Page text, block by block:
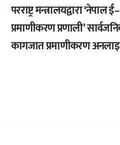
परराष्ट्र मन्त्रालयद्वारा ‘नेपाल ई–
प्रमाणीकरण प्रणाली’
कागजात प्रमाणीकरण